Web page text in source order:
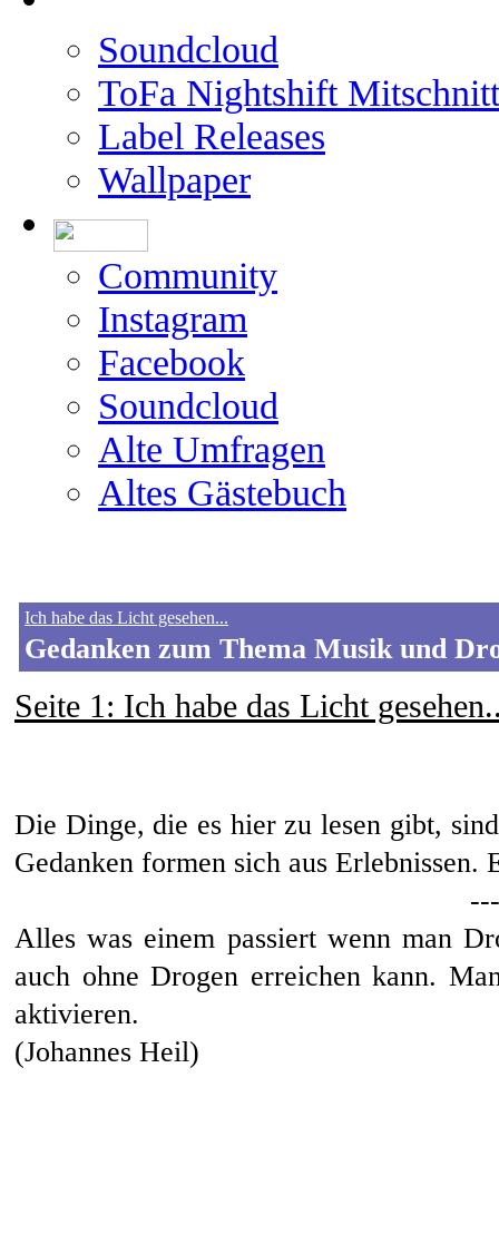
Soundcloud
ToFa Nightshift
Label Releases
Wallpaper
Community
Instagram
Facebook
Soundcloud
Alte Umfragen
Altes Gästebuch
Ich habe das Licht gesehen...
Gedanken zum Thema Musik und
Seite 1: Ich habe das Licht
Die Dinge, die es hier zu lesen gibt,
Gedanken formen sich aus Erlebnissen.
Alles was einem passiert wenn man
auch ohne Drogen erreichen kann.
aktivieren.
(Johannes Heil)